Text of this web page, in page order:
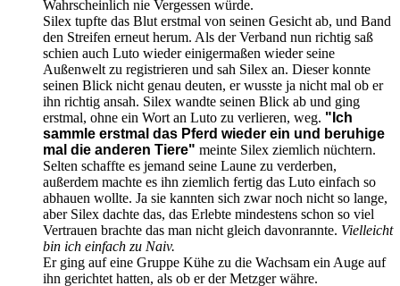
Wahrscheinlich nie Vergessen würde.
Silex tupfte das Blut erstmal von seinen Gesicht ab, und Band
den Streifen erneut herum. Als der Verband nun richtig saß
schien auch Luto wieder einigermaßen wieder seine
Außenwelt zu registrieren und sah Silex an. Dieser konnte
seinen Blick nicht genau deuten, er wusste ja nicht mal ob er
ihn richtig ansah. Silex wandte seinen Blick ab und ging
erstmal, ohne ein Wort an Luto zu verlieren, weg. "Ich
sammle erstmal das Pferd wieder ein und beruhige
mal die anderen Tiere" meinte Silex ziemlich nüchtern.
Selten schaffte es jemand seine Laune zu verderben,
außerdem machte es ihn ziemlich fertig das Luto einfach so
abhauen wollte. Ja sie kannten sich zwar noch nicht so lange,
aber Silex dachte das, das Erlebte mindestens schon so viel
Vertrauen brachte das man nicht gleich davonrannte. Vielleicht
bin ich einfach zu Naiv.
Er ging auf eine Gruppe Kühe zu die Wachsam ein Auge auf
ihn gerichtet hatten, als ob er der Metzger währe.